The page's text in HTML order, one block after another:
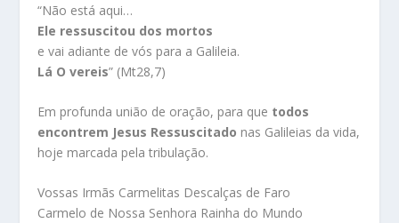
“Não está aqui…
Ele ressuscitou dos mortos
e vai adiante de vós para a Galileia.
Lá O vereis” (Mt28,7)
Em profunda união de oração, para que todos
encontrem Jesus Ressuscitado nas Galileias da vida,
hoje marcada pela tribulação.
Vossas Irmãs Carmelitas Descalças de Faro
Carmelo de Nossa Senhora Rainha do Mundo